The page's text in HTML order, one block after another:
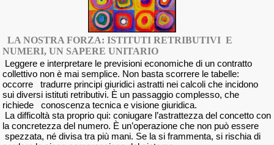
LA NOSTRA FORZA: ISTITUTI RETRIBUTIVI E
NUMERI, UN SAPERE UNITARIO
Leggere e interpretare le previsioni economiche di un contratto
collettivo non è mai semplice. Non basta scorrere le tabelle:
occorre tradurre principi giuridici astratti nei calcoli che incidono
sui diversi istituti retributivi. È un passaggio complesso, che
richiede conoscenza tecnica e visione giuridica.
La difficoltà sta proprio qui: coniugare l’astrattezza del concetto con
la concretezza del numero. È un’operazione che non può essere
spezzata, né divisa tra più mani. Se la si frammenta, si rischia di